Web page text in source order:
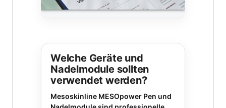
Welche Geräte und
Nadelmodule sollten
verwendet werden?
Mesoskinline MESOpower Pen und